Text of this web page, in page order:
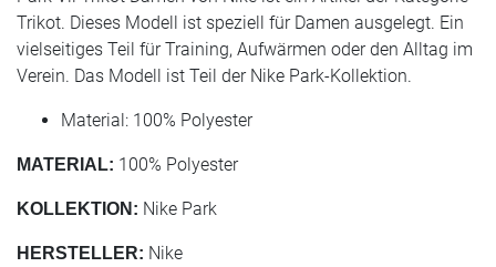
Trikot. Dieses Modell ist speziell für Damen ausgelegt. Ein
vielseitiges Teil für Training, Aufwärmen oder den Alltag im
Verein. Das Modell ist Teil der Nike Park-Kollektion.
Material: 100% Polyester
MATERIAL: 100% Polyester
KOLLEKTION: Nike Park
HERSTELLER: Nike